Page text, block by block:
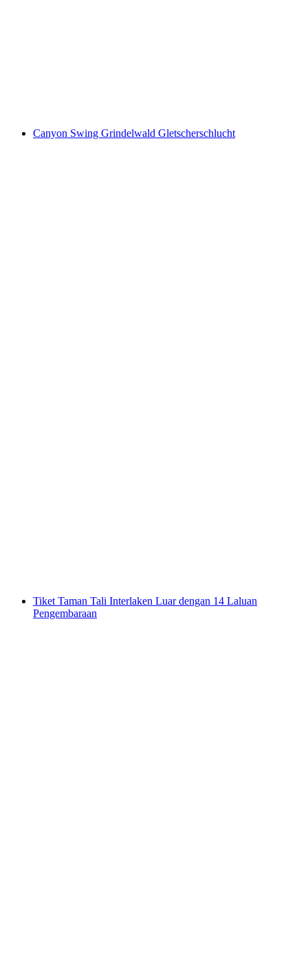
Canyon Swing Grindelwald Gletscherschlucht
Tiket Taman Tali Interlaken Luar dengan 14 Laluan
Pengembaraan